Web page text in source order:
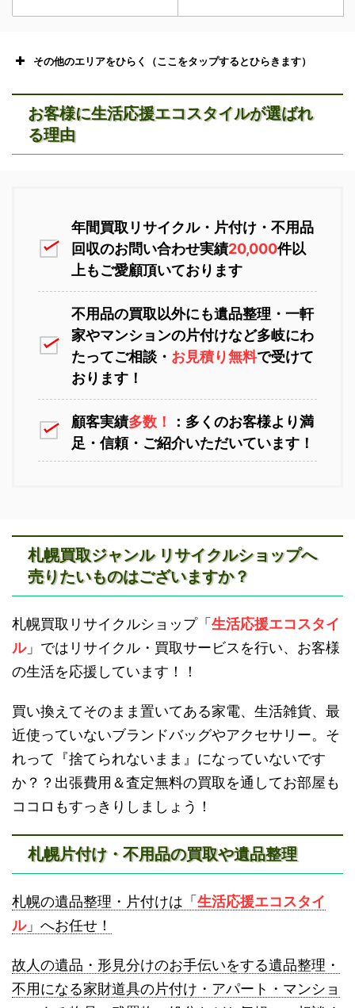
その他のエリアをひらく（ここをタップするとひらきます）
苫小牧不用品回収 室蘭不用品回収
砂川不用品回収 帯広・十勝不用品回収
お客様に生活応援エコスタイルが選ばれ
る理由
年間買取リサイクル・片付け・不用品
回収のお問い合わせ実績20,000件以
上もご愛顧頂いております
不用品の買取以外にも遺品整理・一軒
家やマンションの片付けなど多岐にわ
たってご相談・ お見積り無料で受けて
おります！
顧客実績多数！
：多くのお客様より満
足・信頼・ご紹介いただいています！
札幌買取ジャンル リサイクルショップへ
売りたいものはございますか？
札幌買取リサイクルショップ「 生活応援エコスタイ
ル」ではリサイクル・買取サービスを行い、お客様
の生活を応援しています！！
買い換えてそのまま置いてある家電、生活雑貨、最
近使っていないブランドバッグやアクセサリー。そ
れって『捨てられないまま』になっていないです
か？？出張費用＆査定無料の買取を通してお部屋も
ココロもすっきりしましょう！
札幌片付け・不用品の買取や遺品整理
札幌の遺品整理・片付けは「 生活応援エコスタイ
ル」へお任せ！
故人の遺品・形見分けのお手伝いをする遺品整理・
不用になる家財道具の片付け・アパート・マンショ